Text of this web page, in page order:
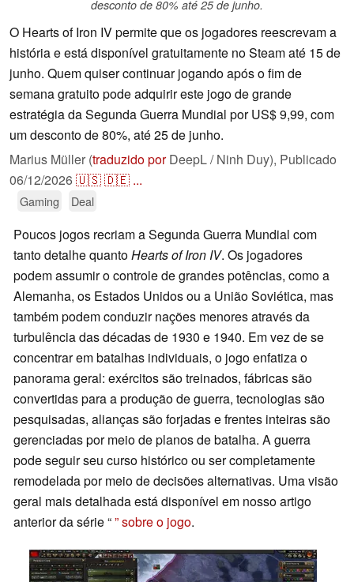
desconto de 80% até 25 de junho.
O Hearts of Iron IV permite que os jogadores reescrevam a
história e está disponível gratuitamente no Steam até 15 de
junho. Quem quiser continuar jogando após o fim de
semana gratuito pode adquirir este jogo de grande
estratégia da Segunda Guerra Mundial por US$ 9,99, com
um desconto de 80%, até 25 de junho.
Marius Müller (traduzido porDeepL / Ninh Duy), Publicado
06/12/2026🇺🇸🇩🇪 ...
Gaming Deal
Poucos jogos recriam a Segunda Guerra Mundial com
tanto detalhe quantoHearts of Iron IV. Os jogadores
podem assumir o controle de grandes potências, como a
Alemanha, os Estados Unidos ou a União Soviética, mas
também podem conduzir nações menores através da
turbulência das décadas de 1930 e 1940. Em vez de se
concentrar em batalhas individuais, o jogo enfatiza o
panorama geral: exércitos são treinados, fábricas são
convertidas para a produção de guerra, tecnologias são
pesquisadas, alianças são forjadas e frentes inteiras são
gerenciadas por meio de planos de batalha. A guerra
pode seguir seu curso histórico ou ser completamente
remodelada por meio de decisões alternativas. Uma visão
geral mais detalhada está disponível em nosso artigo
anterior da série “” sobre o jogo.